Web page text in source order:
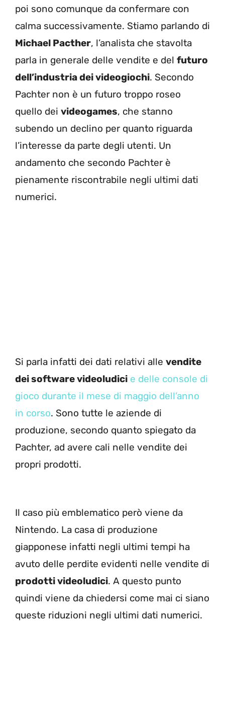
poi sono comunque da confermare con
calma successivamente. Stiamo parlando di
Michael Pacther, l’analista che stavolta
parla in generale delle vendite e del futuro
dell’industria dei videogiochi. Secondo
Pachter non è un futuro troppo roseo
quello dei videogames, che stanno
subendo un declino per quanto riguarda
l’interesse da parte degli utenti. Un
andamento che secondo Pachter è
pienamente riscontrabile negli ultimi dati
numerici.
Si parla infatti dei dati relativi alle vendite
dei software videoludici e delle console di
gioco durante il mese di maggio dell’anno
in corso. Sono tutte le aziende di
produzione, secondo quanto spiegato da
Pachter, ad avere cali nelle vendite dei
propri prodotti.
Il caso più emblematico però viene da
Nintendo. La casa di produzione
giapponese infatti negli ultimi tempi ha
avuto delle perdite evidenti nelle vendite di
prodotti videoludici. A questo punto
quindi viene da chiedersi come mai ci siano
queste riduzioni negli ultimi dati numerici.